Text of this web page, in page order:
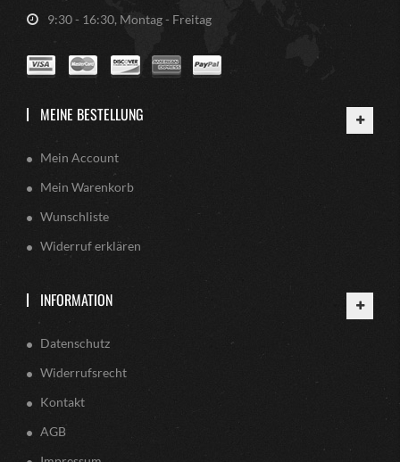
9:30 - 16:30, Montag - Freitag
MEINE BESTELLUNG
Mein Account
Mein Warenkorb
Wunschliste
Widerruf erklären
INFORMATION
Datenschutz
Widerrufsrecht
Kontakt
AGB